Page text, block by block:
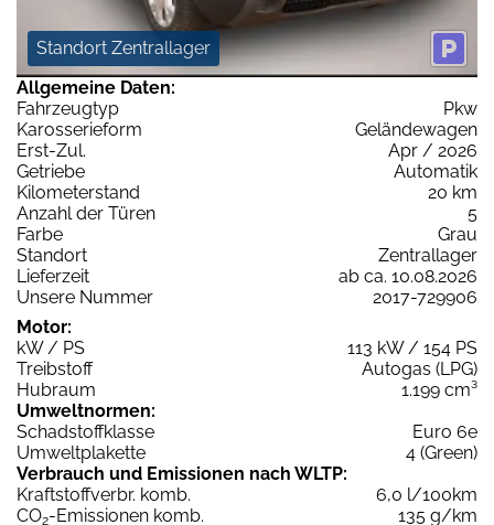
Standort Zentrallager
Allgemeine Daten:
Fahrzeugtyp
Pkw
Karosserieform
Geländewagen
Erst-Zul.
Apr / 2026
Getriebe
Automatik
Kilometerstand
20 km
Anzahl der Türen
5
Farbe
Grau
Standort
Zentrallager
Lieferzeit
ab ca. 10.08.2026
Unsere Nummer
2017-729906
Motor:
kW / PS
113 kW / 154 PS
Treibstoff
Autogas (LPG)
Hubraum
1.199 cm³
Umweltnormen:
Schadstoffklasse
Euro 6e
Umweltplakette
4 (Green)
Verbrauch und Emissionen nach WLTP:
Kraftstoffverbr. komb.
6,0 l/100km
CO2-Emissionen komb.
135 g/km